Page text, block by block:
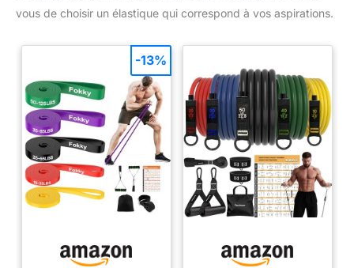
vous de choisir un élastique qui correspond à vos aspirations.
-13%